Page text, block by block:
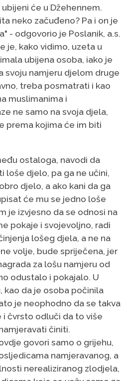
će u Džehennem.
neko začuđeno? Pa i on je
- odgovorio je Poslanik, a.s.
je, kako vidimo, uzeta u
ubijena osoba, iako je
svoju namjeru djelom druge
treba posmatrati i kao
muslimanima i
ne samo na svoja djela,
prema kojima će im biti
ostaloga, navodi da
loše djelo, pa ga ne učini,
djelo, a ako kani da ga
će mu se jedno loše
je izvjesno da se odnosi na
pokaje i svojevoljno, radi
lošeg djela, a ne na
volje, bude spriječena, jer
za lošu namjeru od
odustalo i pokajalo. U
kao da je osoba počinila
je neophodno da se takva
i čvrsto odluči da to više
činiti.
govori samo o grijehu,
namjeravanog, a
nerealiziranog zlodjela,